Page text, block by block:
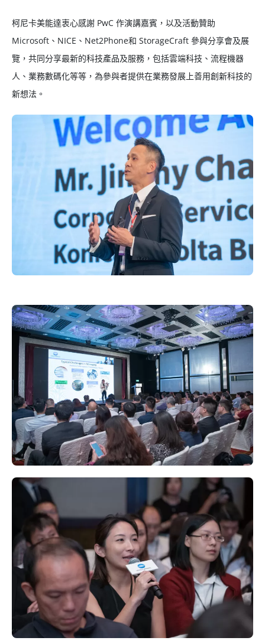
柯尼卡美能達衷心感謝 PwC 作演講嘉賓，以及活動贊助
Microsoft、NICE、Net2Phone和 StorageCraft 參與分享會及展
覽，共同分享最新的科技產品及服務，包括雲端科技、流程機器
人、業務數碼化等等，為參與者提供在業務發展上善用創新科技的
新想法。